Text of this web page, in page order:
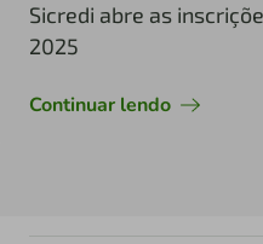
Sicredi abre as
2025
Continuar lendo